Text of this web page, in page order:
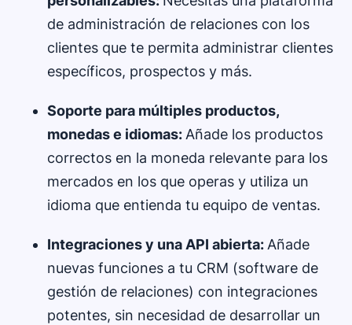
de administración de relaciones con los
clientes que te permita administrar clientes
específicos, prospectos y más.
Soporte para múltiples productos,
monedas e idiomas:Añade los productos
correctos en la moneda relevante para los
mercados en los que operas y utiliza un
idioma que entienda tu equipo de ventas.
Integraciones y una API abierta:Añade
nuevas funciones a tu CRM (software de
gestión de relaciones) con integraciones
potentes, sin necesidad de desarrollar un